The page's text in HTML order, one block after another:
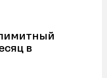
в